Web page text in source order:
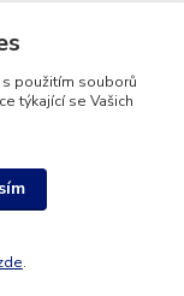
s použitím souborů
týkající se Vašich
.